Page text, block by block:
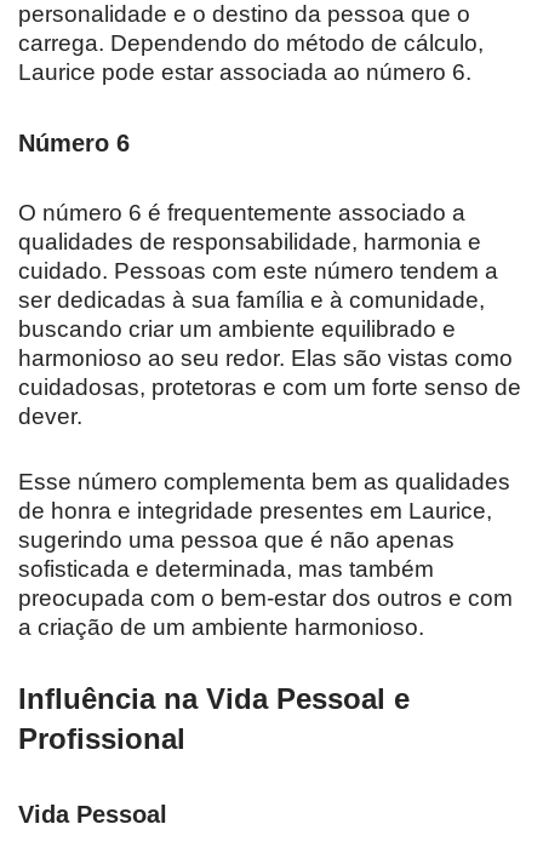
personalidade e o destino da pessoa que o
carrega. Dependendo do método de cálculo,
Laurice pode estar associada ao número 6.
Número 6
O número 6 é frequentemente associado a
qualidades de responsabilidade, harmonia e
cuidado. Pessoas com este número tendem a
ser dedicadas à sua família e à comunidade,
buscando criar um ambiente equilibrado e
harmonioso ao seu redor. Elas são vistas como
cuidadosas, protetoras e com um forte senso de
dever.
Esse número complementa bem as qualidades
de honra e integridade presentes em Laurice,
sugerindo uma pessoa que é não apenas
sofisticada e determinada, mas também
preocupada com o bem-estar dos outros e com
a criação de um ambiente harmonioso.
Influência na Vida Pessoal e
Profissional
Vida Pessoal